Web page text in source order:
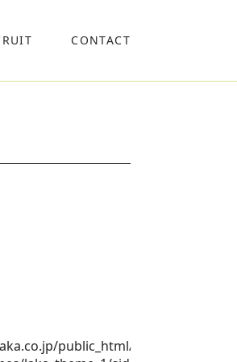
CONTACT
public_html/wp-